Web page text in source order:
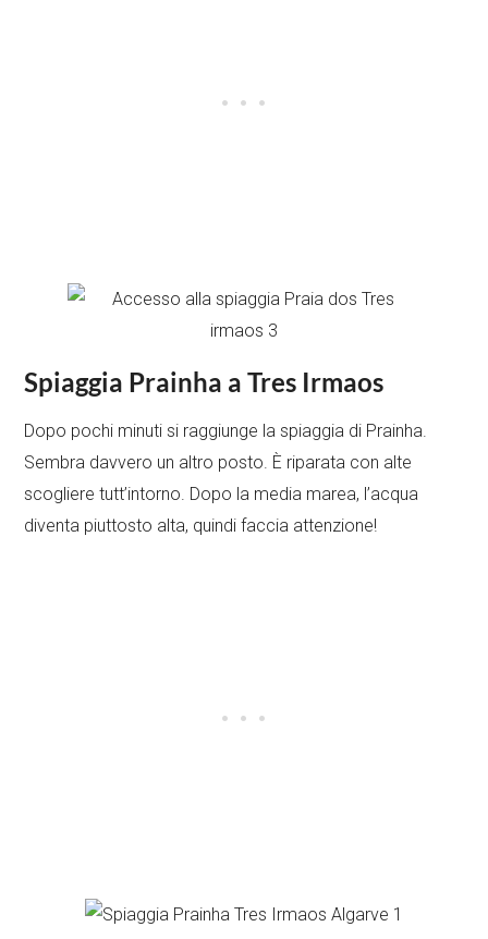
Spiaggia Prainha a Tres Irmaos
Dopo pochi minuti si raggiunge la spiaggia di Prainha.
Sembra davvero un altro posto. È riparata con alte
scogliere tutt’intorno. Dopo la media marea, l’acqua
diventa piuttosto alta, quindi faccia attenzione!